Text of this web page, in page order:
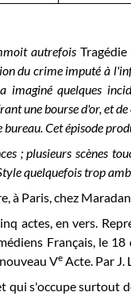
autrefois
du crime imputé à
imaginé quelques
une bourse d'or, et
bureau. Cet épisode
; plusieurs scènes
quelquefois trop
à Paris, chez
actes, en vers.
Français, le
Ve Acte. Par J.
qui s'occupe surtout